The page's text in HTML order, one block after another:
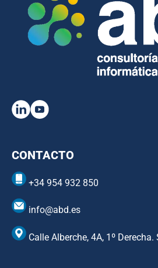
CONTACTO
+34 954 932 850
info@abd.es
Calle Alberche, 4A, 1º